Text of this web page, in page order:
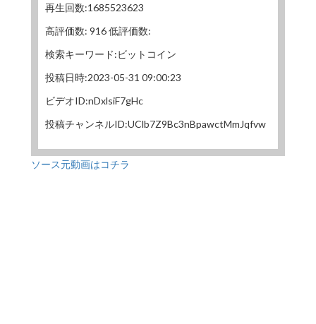
再生回数:1685523623
高評価数: 916 低評価数:
検索キーワード:ビットコイン
投稿日時:2023-05-31 09:00:23
ビデオID:nDxlsiF7gHc
投稿チャンネルID:UClb7Z9Bc3nBpawctMmJqfvw
ソース元動画はコチラ